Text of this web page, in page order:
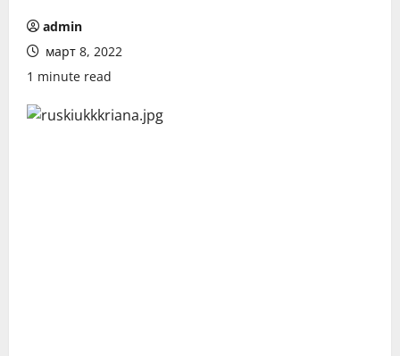
admin
март 8, 2022
1 minute read